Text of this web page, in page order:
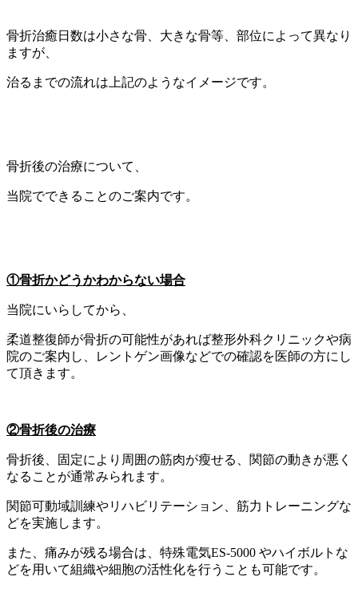
骨折治癒日数は小さな骨、大きな骨等、部位によって異なり
ますが、
治るまでの流れは上記のようなイメージです。
骨折後の治療について、
当院でできることのご案内です。
①骨折かどうかわからない場合
当院にいらしてから、
柔道整復師が骨折の可能性があれば整形外科クリニックや病
院のご案内し、レントゲン画像などでの確認を医師の方にし
て頂きます。
②骨折後の治療
骨折後、固定により周囲の筋肉が瘦せる、関節の動きが悪く
なることが通常みられます。
関節可動域訓練やリハビリテーション、筋力トレーニングな
どを実施します。
また、痛みが残る場合は、特殊電気ES-5000 やハイボルトな
どを用いて組織や細胞の活性化を行うことも可能です。